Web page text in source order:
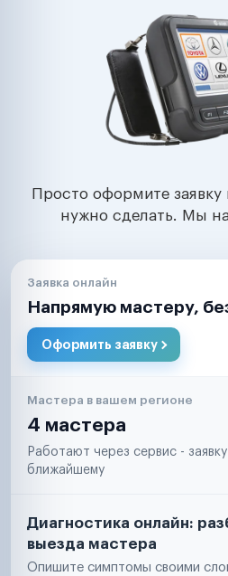
Просто оформите
нужно сделать. Мы
Заявка онлайн
Напрямую мастеру,
Оформить заявку
Мастера в вашем регионе
4 мастера
Работают через сервис -
ближайшему
Диагностика онлайн:
выезда мастера
Опишите симптомы своими